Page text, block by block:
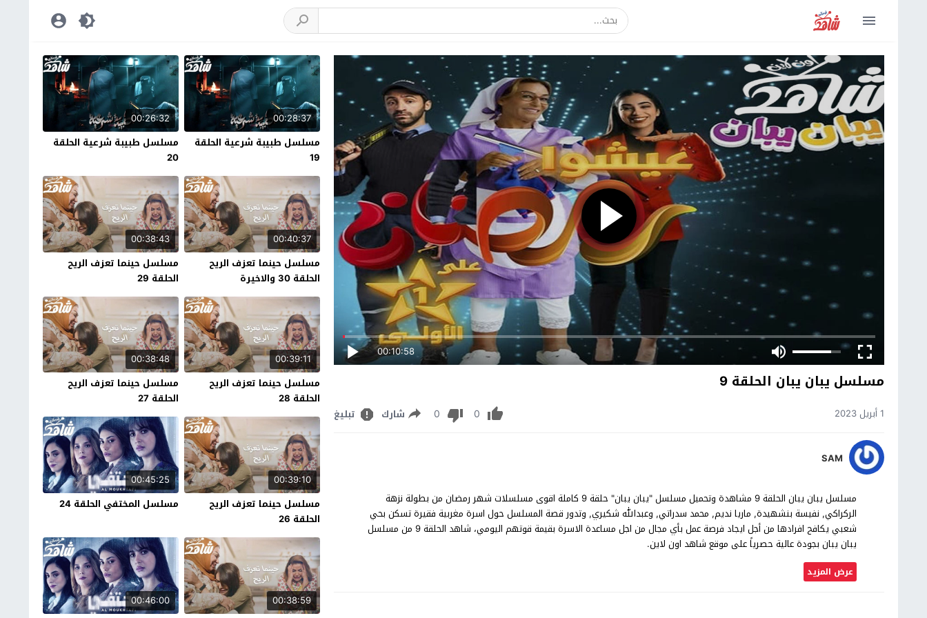
00:10:58
مسلسل يبان يبان الحلقة 9
1 أبريل 2023 0
0 شارك تبليغ
SAM
مسلسل يبان يبان الحلقة 9 مشاهدة وتحميل مسلسل "يبان يبان" حلقة 9 كاملة اقوى مسلسلات شهر رمضان من بطولة نزهة
الركراكي, نفيسة بنشهيدة, ماريا نديم, محمد سدراتي, وعبدالله شكيري, وتدور قصة المسلسل حول اسرة مغربية فقيرة تسكن بحي
شعبي يكافح افرادها من أجل ايجاد فرصة عمل بأي مجال من اجل مساعدة الاسرة بقيمة قوتهم اليومي، شاهد الحلقة 9 من مسلسل
يبان يبان بجودة عالية حصرياً على موقع شاهد اون لاين.
عرض المزيد
00:28:37
مسلسل طبيبة شرعية الحلقة
19
00:26:32
مسلسل طبيبة شرعية الحلقة
20
00:40:37
مسلسل حينما تعزف الريح
الحلقة 30 والاخيرة
00:38:43
مسلسل حينما تعزف الريح
الحلقة 29
00:39:11
مسلسل حينما تعزف الريح
الحلقة 28
00:38:48
مسلسل حينما تعزف الريح
الحلقة 27
00:39:10
مسلسل حينما تعزف الريح
الحلقة 26
00:45:25
مسلسل المختفي الحلقة 24
00:38:59
00:46:00